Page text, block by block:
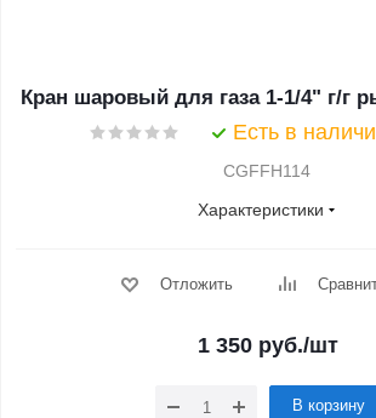
Кран шаровый для газа 1-1/4" г/г
Есть в
CGFFH114
Характеристики
Отложить
1 350руб./шт
В корзину